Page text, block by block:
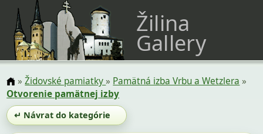
Žilina
Gallery
»Židovské pamiatky» Pamätná izba Vrbu a Wetzlera »
Otvorenie pamätnej izby
↵ Návrat do kategórie